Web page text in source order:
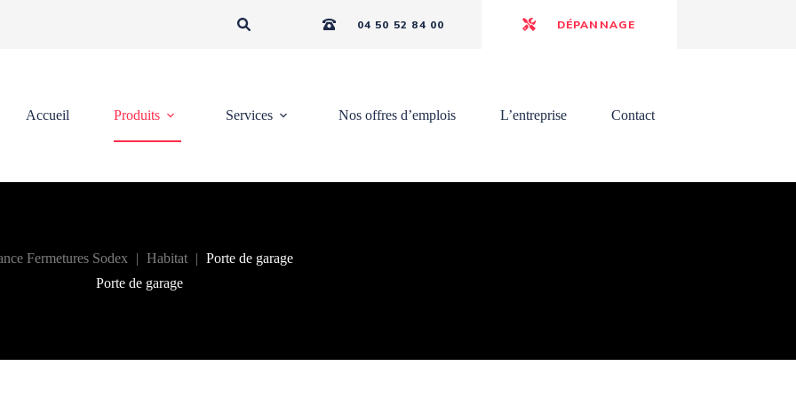
04 50 52 84 00 DÉPANNAGE
Accueil Produits Services Nos offres d’emplois L’entreprise Contact
Fermetures Sodex | Habitat |
Porte de garage
Porte de garage